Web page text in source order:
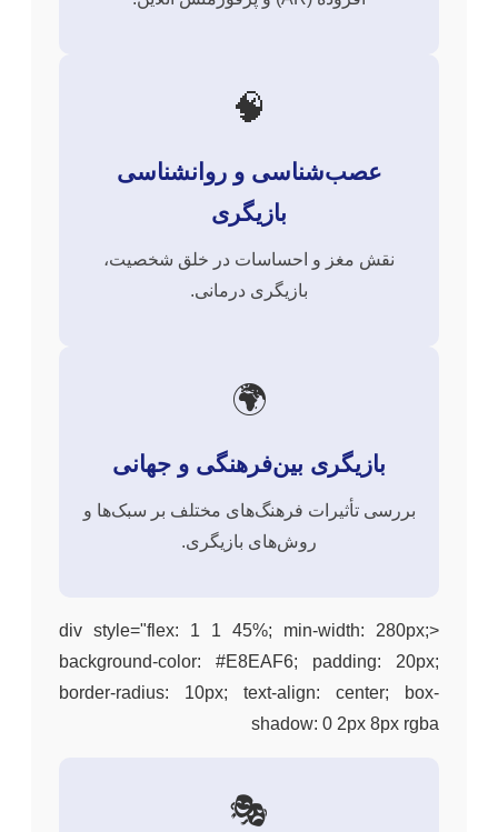
🧠
عصب‌شناسی و روانشناسی
بازیگری
نقش مغز و احساسات در خلق شخصیت،
بازیگری درمانی.
🌍
بازیگری بین‌فرهنگی و جهانی
بررسی تأثیرات فرهنگ‌های مختلف بر سبک‌ها و
روش‌های بازیگری.
<div style="flex: 1 1 45%; min-width: 280px;
background-color: #E8EAF6; padding: 20px;
border-radius: 10px; text-align: center; box-
shadow: 0 2px 8px rgba
🎭